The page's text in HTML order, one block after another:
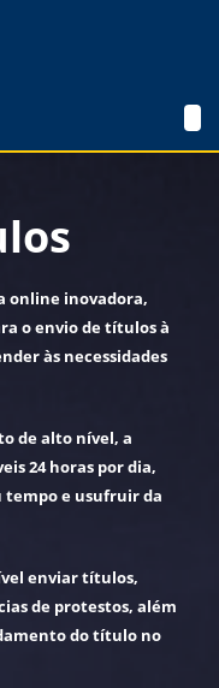
online inovadora,
o envio de títulos à
às necessidades
de alto nível, a
24 horas por dia,
e usufruir da
enviar títulos,
de protestos, além
do título no